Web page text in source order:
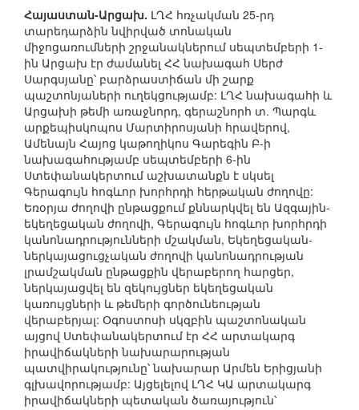
Հայաստան-Արցախ. ԼՂՀ հռչակման 25-րդ
տարեդարձին նվիրված տոնական
միջոցառումների շրջանակներում սեպտեմբերի 1-
ին Արցախ էր ժամանել ՀՀ նախագահ Սերժ
Սարգսյանը՝ բարձրաստիճան մի շարք
պաշտոնյաների ուղեկցությամբ: ԼՂՀ նախագահի և
Արցախի թեմի առաջնորդ, գերաշնորհ տ. Պարգև
արքեպիսկոպոս Մարտիրոսյանի հրավերով,
Ամենայն Հայոց կաթողիկոս Գարեգին Բ-ի
նախագահությամբ սեպտեմբերի 6-ին
Ստեփանակերտում աշխատանքն է սկսել
Գերագույն հոգևոր խորհրդի հերթական ժողովը:
Եռօրյա ժողովի ընթացքում քննարկվել են Ազգային-
եկեղեցական ժողովի, Գերագույն հոգևոր խորհրդի
կանոնադրությունների մշակման, Եկեղեցական-
ներկայացուցչական ժողովի կանոնադրության
լրամշակման ընթացքին վերաբերող հարցեր,
ներկայացվել են զեկույցներ եկեղեցական
կառույցների և թեմերի գործունեության
վերաբերյալ: Օգոստոսի սկզբին պաշտոնական
այցով Ստեփանակերտում էր ՀՀ արտակարգ
իրավիճակների նախարարության
պատվիրակությունը՝ նախարար Արմեն Երիցյանի
գլխավորությամբ: Այցելելով ԼՂՀ ԿԱ արտակարգ
իրավիճակների պետական ծառայություն՝